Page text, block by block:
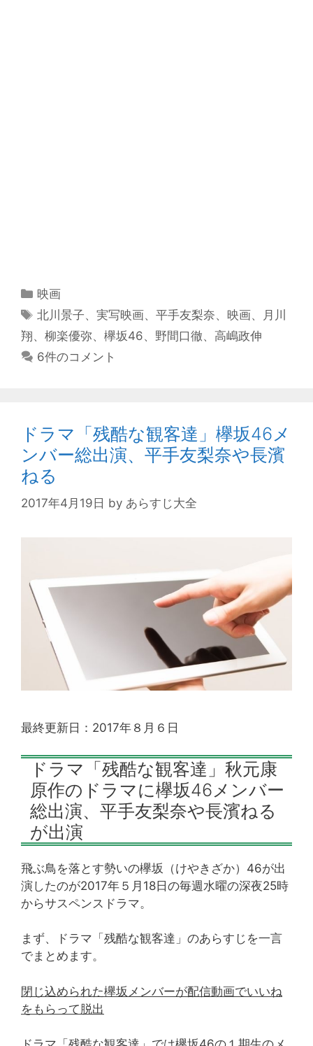
カ
テ
リ
ー
映画
タ
グ
北川景子、実写映画、平手友梨奈、 映画、
月川
翔、 柳楽優弥、 欅坂46、 野間口徹、 高嶋政伸
6件のコメント
ドラマ「残酷な観客達」欅坂46メ
ンバー総出演、平手友梨奈や長濱
ねる
2017年4月19日 by あらすじ大全
最終更新日：2017年８月６日
ドラマ「残酷な観客達」秋元康
原作のドラマに欅坂46メンバー
総出演、平手友梨奈や長濱ねる
が出演
飛ぶ鳥を落とす勢いの欅坂（けやきざか）46が出
演したのが2017年５月18日の毎週水曜の深夜25時
からサスペンスドラマ。
まず、ドラマ「残酷な観客達」のあらすじを一言
でまとめます。
閉じ込められた欅坂メンバーが配信動画でいいね
をもらって脱出